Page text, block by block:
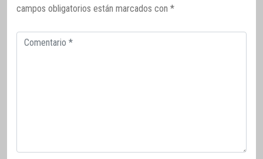
campos obligatorios están marcados con *
Comentario